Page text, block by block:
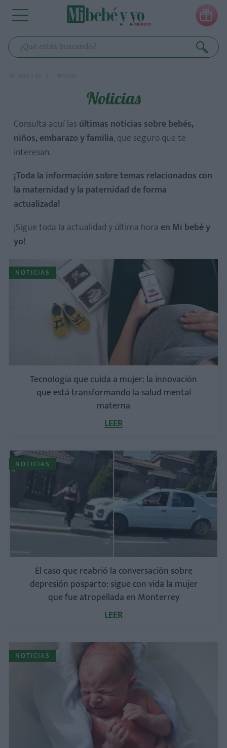

Mi bebé y yo Noticias
Noticias
Consulta aquí las últimas noticias sobre bebés,
niños, embarazo y familia, que seguro que te
interesan.
¡Toda la información sobre temas relacionados con
la maternidad y la paternidad de forma
actualizada!
¡Sigue toda la actualidad y última hora en Mi bebé y
yo!
NOTICIAS
Tecnología que cuida a mujer: la innovación
que está transformando la salud mental
materna
LEER
NOTICIAS
El caso que reabrió la conversación sobre
depresión posparto: sigue con vida la mujer
que fue atropellada en Monterrey
LEER
NOTICIAS